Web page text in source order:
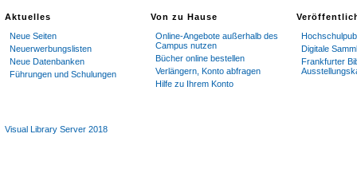
Aktuelles
Neue Seiten
Neuerwerbungslisten
Neue Datenbanken
Führungen und Schulungen
Von zu Hause
Online-Angebote außerhalb des
Campus nutzen
Bücher online bestellen
Verlängern, Konto abfragen
Hilfe zu Ihrem Konto
Digitale
Frankfurter
Visual Library Server 2018